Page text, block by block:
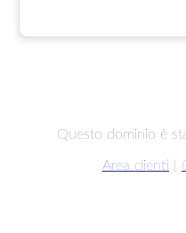
Questo dominio è
Area clienti